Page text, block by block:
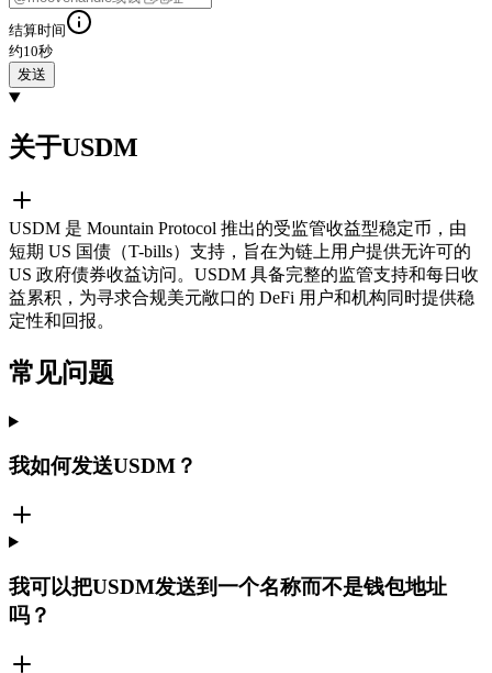
结算时间
约10秒
发送
关于USDM
USDM 是 Mountain Protocol 推出的受监管收益型稳定币，由
短期 US 国债（T-bills）支持，旨在为链上用户提供无许可的
US 政府债券收益访问。USDM 具备完整的监管支持和每日收
益累积，为寻求合规美元敞口的 DeFi 用户和机构同时提供稳
定性和回报。
常见问题
我如何发送USDM？
我可以把USDM发送到一个名称而不是钱包地址
吗？